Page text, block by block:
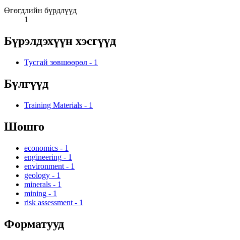
Өгөгдлийн бүрдлүүд
1
Бүрэлдэхүүн хэсгүүд
Тусгай зөвшөөрөл - 1
Бүлгүүд
Training Materials - 1
Шошго
economics - 1
engineering - 1
environment - 1
geology - 1
minerals - 1
mining - 1
risk assessment - 1
Форматууд